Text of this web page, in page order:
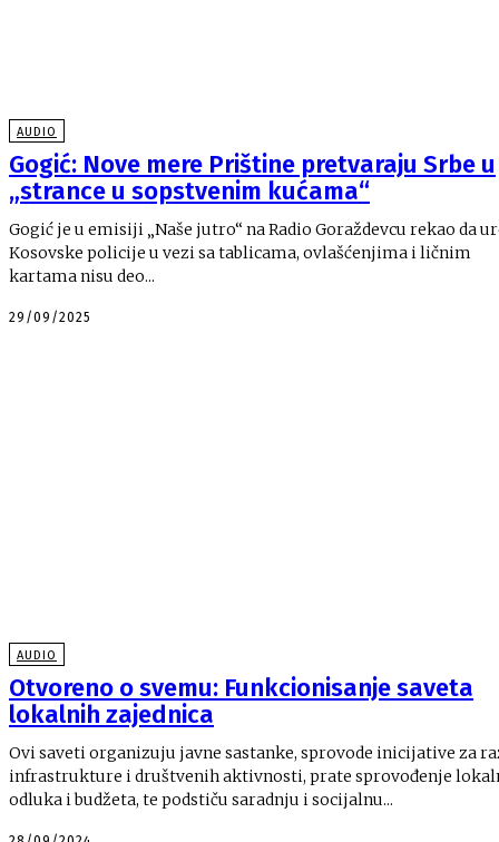
AUDIO
Gogić: Nove mere Prištine pretvaraju Srbe u
„strance u sopstvenim kućama“
Gogić je u emisiji „Naše jutro“ na Radio Goraždevcu rekao da
Kosovske policije u vezi sa tablicama, ovlašćenjima i ličnim
kartama nisu deo...
29/09/2025
AUDIO
Otvoreno o svemu: Funkcionisanje saveta
lokalnih zajednica
Ovi saveti organizuju javne sastanke, sprovode inicijative za
infrastrukture i društvenih aktivnosti, prate sprovođenje
odluka i budžeta, te podstiču saradnju i socijalnu...